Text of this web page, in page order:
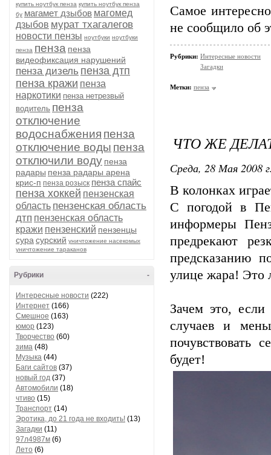
купить ноутбук пенза купить ноутбук пенза
бу магамет дзыбов магомед
дзыбов мурат тхагалегов
новости пензы ноутбуки ноутбуки
пенза пенза пенза
видеофиксация нарушений
пенза дизель пенза дтп
пенза кражи пенза
наркотики пенза нетрезвый
водитель пенза
отключение
водоснабжения пенза
отключение воды пенза
отключили воду пенза
радары пенза радары арена
крис-п пенза розыск пенза спайс
пенза хоккей пензенская
область пензенская область
дтп пензенская область
кражи пензенский пензенцы
сура сурский уничтожение насекомых
уничтожение тараканов
-
Рубрики
Интересные новости (222)
Интернет (166)
Смешное (163)
юмор (123)
Творчество (60)
зима (48)
Музыка (44)
Баги сайтов (37)
новый год (37)
Автомобили (18)
чтиво (15)
Транспорт (14)
Эротика, до 21 года не входить! (13)
Загадки (11)
97л4987м (6)
Лето (6)
Самое
не сообщило об
Рубрики: Интересные новости
Загадки
Метки: пенза
ЧТО ЖЕ
Среда, 28 Мая 2008
В колонках
С погодой в
информеры
предрекают
предсказанию
улице жара! Это
Зачем это, если
случаев и
почувствовать
будет!